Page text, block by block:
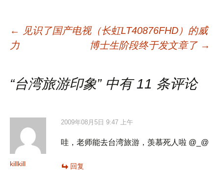
文
章
导
航
←
见识了国产电视（长虹LT40876FHD）的威
力
博士生阶段终于发文章了 →
“台湾旅游印象” 中有 11 条评论
killkill
2009年08月5日 9:47 上午
哇，老师能去台湾旅游，羡慕死人啦 @_@
回复